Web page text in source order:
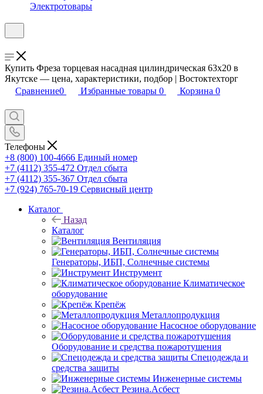
Электротовары
Купить Фреза торцевая насадная цилиндрическая 63х20 в
Якутске — цена, характеристики, подбор | Востоктехторг
Сравнение0 Избранные товары 0 Корзина 0
Телефоны
+8 (800) 100-4666 Единый номер
+7 (4112) 355-472 Отдел сбыта
+7 (4112) 355-367 Отдел сбыта
+7 (924) 765-70-19 Сервисный центр
Каталог
Назад
Каталог
Вентиляция
Генераторы, ИБП, Солнечные системы
Инструмент
Климатическое
оборудование
Крепёж
Металлопродукция
Насосное оборудование
Оборудование и средства пожаротушения
Спецодежда и
средства защиты
Инженерные системы
Резина.Асбест